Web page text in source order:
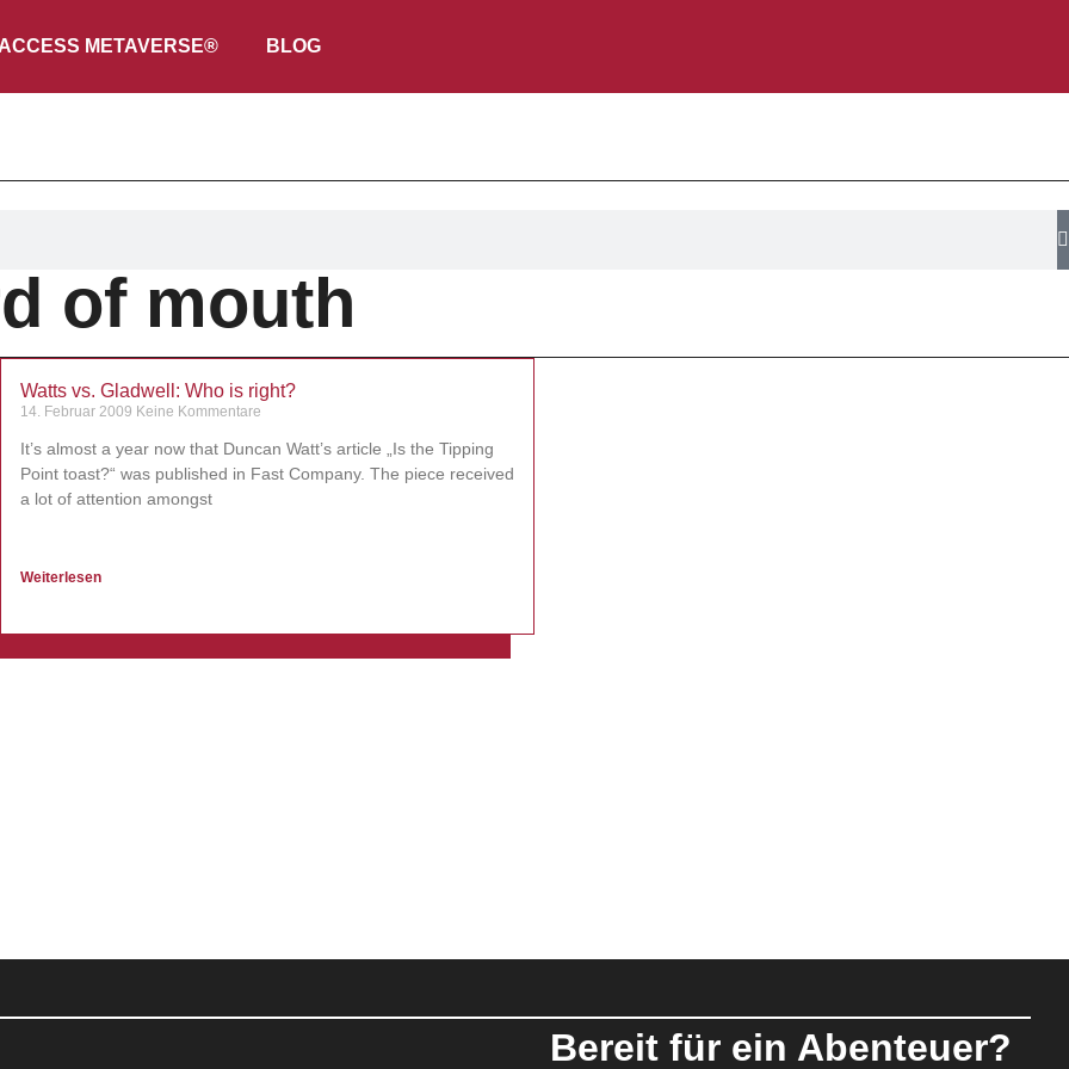
ACCESS METAVERSE® BLOG
of mouth
Watts vs. Gladwell: Who is right?
14. Februar 2009 Keine Kommentare
It’s almost a year now that Duncan Watt’s article „Is the Tipping
Point toast?“ was published in Fast Company. The piece received
a lot of attention amongst
Weiterlesen
Bereit für ein Abenteuer?